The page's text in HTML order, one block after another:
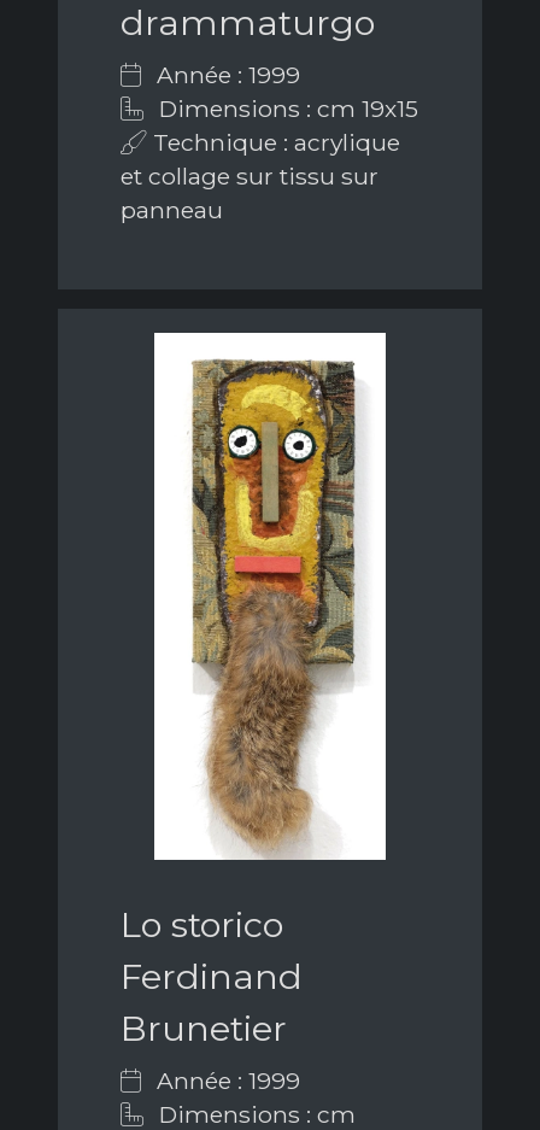
drammaturgo
Année : 1999
Dimensions : cm 19x15
Technique : acrylique
et collage sur tissu sur
panneau
Lo storico
Ferdinand
Brunetier
Année : 1999
Dimensions : cm